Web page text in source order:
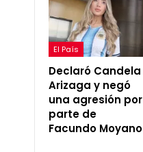
El País
Declaró Candela
Arizaga y negó
una agresión por
parte de
Facundo Moyano